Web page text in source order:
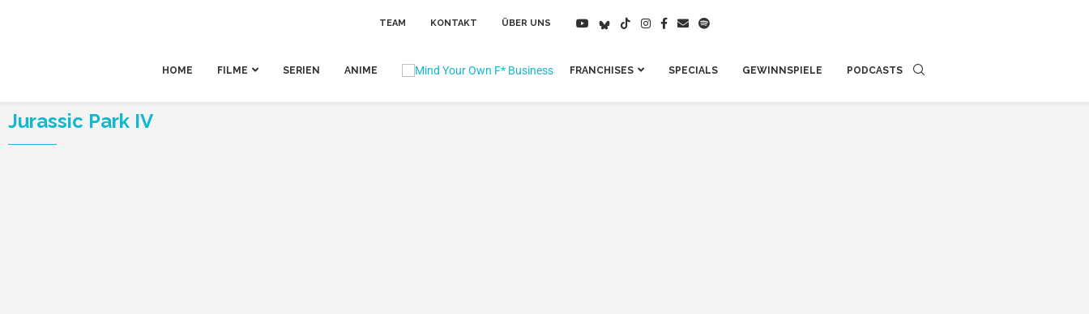
TEAM KONTAKT ÜBER UNS
HOME FILME SERIEN ANIME FRANCHISES SPECIALS GEWINNSPIELE PODCASTS
Jurassic Park IV